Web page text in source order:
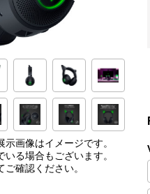
画像はイメージです。
る場合もございます。
確認ください。